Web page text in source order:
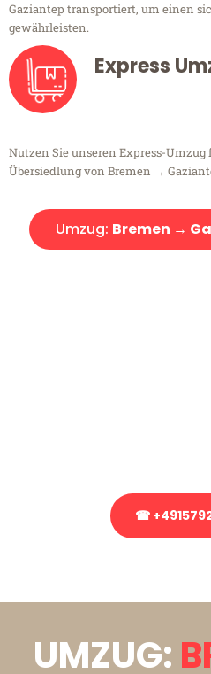
Gaziantep transportiert, um einen
gewährleisten.
Express
Nutzen Sie unseren Express-
Übersiedlung von Bremen →
Umzug: Bremen →
☎
UMZUG: